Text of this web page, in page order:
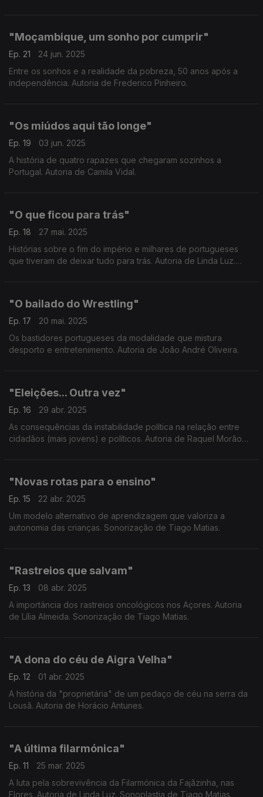
"Moçambique, um sonho por cumprir"
Ep. 21
24 jun. 2025
Entre os sonhos e a realidade da pobreza, 50 anos após a
independência. Autoria de Frederico Pinheiro.
"Os miúdos aqui tão longe"
Ep. 19
03 jun. 2025
A história de quatro rapazes que chegaram sozinhos a
Portugal. Autoria de Camila Vidal.
"O que ficou para trás"
Ep. 18
27 mai. 2025
Histórias sobre o fim do império e milhares de portugueses
que tiveram de deixar tudo para trás. Autoria de Linda Luz.
"O bailado do Wrestling"
Ep. 17
20 mai. 2025
Os bastidores portugueses da modalidade que mistura
desporto e entretenimento. Autoria de João André Oliveira.
"Eleições... Outra vez"
Ep. 16
29 abr. 2025
As consequências da instabilidade política na relação entre
cidadãos (mais jovens) e políticos. Autoria de Raquel Morão
"Novas rotas para o ensino"
Ep. 15
22 abr. 2025
Um modelo alternativo de aprendizagem que valoriza a
autonomia das crianças. Sonorização de Tiago Matias.
"Rastreios que salvam"
Ep. 13
08 abr. 2025
A importância dos rastreios oncológicos nos Açores. Autoria
de Lília Almeida. Sonorização de Tiago Matias.
"A dona do céu de Aigra Velha"
Ep. 12
01 abr. 2025
A história da "proprietária" de um pedaço de céu na serra da
Lousã. Autoria de Horácio Antunes.
"A última filarmónica"
Ep. 11
25 mar. 2025
A luta pela sobrevivência da Filarmónica da Fajãzinha, nas
Flores. Autoria de Linda Luz. Sonoplastia de Tiago Matias.